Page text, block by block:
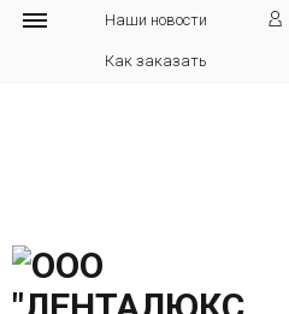
Наши новости
Как заказать